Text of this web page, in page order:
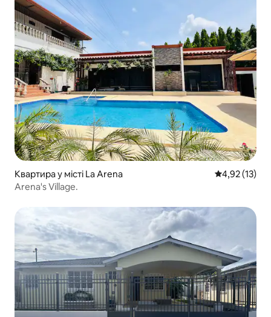
Квартира у місті La Arena Середня
4,92 (13)
Arena's Village.